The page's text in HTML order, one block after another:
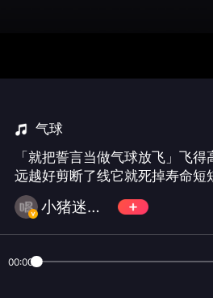
气球
「就把誓言当做气球放飞」飞得
远越好剪断了线它就死掉寿命短
就好喜欢就好没大不了～
小猪迷糊糊
00:00